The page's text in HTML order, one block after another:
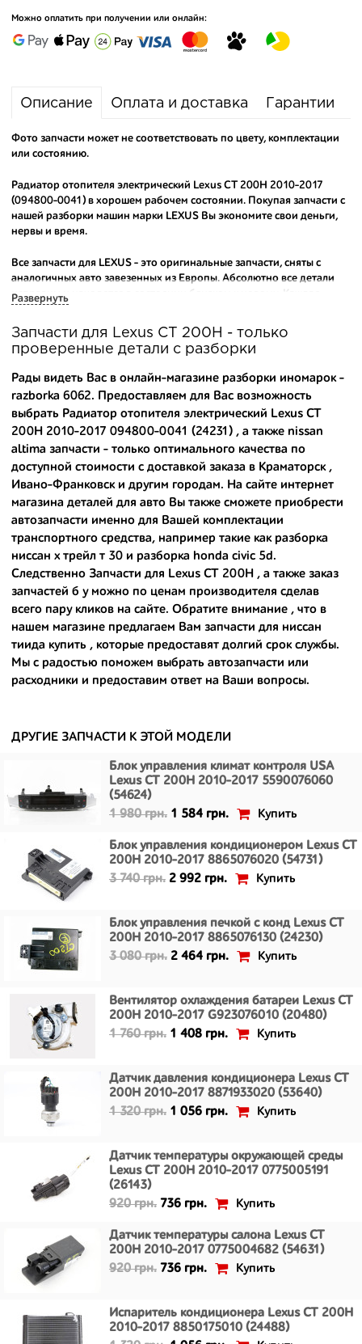
Можно оплатить при получении или онлайн:
Описание Оплата и доставка Гарантии
Фото запчасти может не соответствовать по цвету, комплектации
или состоянию.
Радиатор отопителя электрический Lexus CT 200H 2010-2017
(094800-0041) в хорошем рабочем состоянии. Покупая запчасти с
нашей разборки машин марки LEXUS Вы экономите свои деньги,
нервы и время.
Все запчасти для LEXUS - это оригинальные запчасти, сняты с
аналогичных авто завезенных из Европы. Абсолютно все детали
исправны и находятся в состоянии близком к новому. Каждая
производителя.
Вашему вниманию предлагаем широкий ассортимент
автозапчастей для
Lexus CT 200H 2010-2017
и других популярных
марок. Мы продаем оригинальные и высококачественные запчасти,
отказываясь от контрафактных аналогов.
Многие наши оптовые клиенты рекомендуют именно нашу
разборку как надежного и проверенного продавца. Если вам
требуется приобрести оптовую партию деталей для японских
автомобилей, то консультанты нашего интернет-магазина
подберут вам товар и укомплектуют партию. Также мы поможем с
правильным выбором по каталогу автозапчастей.
Купить комплектующие для авто с разборки – хорошее решение.
Ведь наши запчасти:
- доступные по цене;
- сняты только с автомобилей, которые ездили по превосходным
европейским и японским дорогам;
- имеют большой запас прочности и невыробатанный ресурс, и
долго прослужат вам.
Развернуть
Запчасти для Lexus CT 200H - только
проверенные детали с разборки
Рады видеть Вас в онлайн-магазине разборки иномарок -
razborka 6062. Предоставляем для Вас возможность
выбрать Радиатор отопителя электрический Lexus CT
200H 2010-2017 094800-0041 (24231) , а также nissan
altima запчасти - только оптимального качества по
доступной стоимости с доставкой заказа в Краматорск ,
Ивано-Франковск и другим городам. На сайте интернет
магазина деталей для авто Вы также сможете приобрести
автозапчасти именно для Вашей комплектации
транспортного средства, например такие как разборка
ниссан х трейл т 30 и разборка honda civic 5d.
Следственно Запчасти для Lexus CT 200H , а также заказ
запчастей б уможно по ценам производителя сделав
всего пару кликов на сайте. Обратите внимание , что в
нашем магазине предлагаем Вам запчасти для ниссан
тиида купить , которые предоставят долгий срок службы.
Мы с радостью поможем выбрать автозапчасти или
расходники и предоставим ответ на Ваши вопросы.
ДРУГИЕ ЗАПЧАСТИ К ЭТОЙ МОДЕЛИ
Блок управления климат контроля USA
Lexus CT 200H 2010-2017 5590076060
(54624)
1 980 грн. 1 584 грн. Купить
Блок управления кондиционером Lexus CT
200H 2010-2017 8865076020 (54731)
3 740 грн. 2 992 грн. Купить
Блок управления печкой с конд Lexus CT
200H 2010-2017 8865076130 (24230)
3 080 грн. 2 464 грн. Купить
Вентилятор охлаждения батареи Lexus CT
200H 2010-2017 G923076010 (20480)
1 760 грн. 1 408 грн. Купить
Датчик давления кондиционера Lexus CT
200H 2010-2017 8871933020 (53640)
1 320 грн. 1 056 грн. Купить
Датчик температуры окружающей среды
Lexus CT 200H 2010-2017 0775005191
(26143)
920 грн. 736 грн. Купить
Датчик температуры салона Lexus CT
200H 2010-2017 0775004682 (54631)
920 грн. 736 грн. Купить
Испаритель кондиционера Lexus CT 200H
2010-2017 8850175010 (24488)